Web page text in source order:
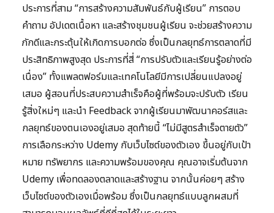
ประการที่สาม “การสร้างความสัมพันธ์กับผู้เรียน” การตอบ
คำถาม อัปเดตเนื้อหา และสร้างชุมชนผู้เรียน จะช่วยสร้างความ
ภักดีและกระตุ้นให้เกิดการบอกต่อ ซึ่งเป็นกลยุทธ์การตลาดที่มี
ประสิทธิภาพสูงสุด ประการที่สี่ “การปรับตัวและเรียนรู้อย่างต่อ
เนื่อง” ทั้งแพลตฟอร์มและเทคโนโลยีมีการเปลี่ยนแปลงอยู่
เสมอ ผู้สอนที่ประสบความสำเร็จคือผู้ที่พร้อมจะปรับตัว เรียน
รู้สิ่งใหม่ๆ และนำ Feedback จากผู้เรียนมาพัฒนาคอร์สและ
กลยุทธ์ของตนเองอยู่เสมอ สุดท้ายนี้ “ไม่มีสูตรสำเร็จตายตัว”
การเลือกระหว่าง Udemy กับเว็บไซต์ของตัวเอง ขึ้นอยู่กับเป้า
หมาย ทรัพยากร และความพร้อมของคุณ คุณอาจเริ่มต้นจาก
Udemy เพื่อทดลองตลาดและสร้างฐาน จากนั้นค่อยๆ สร้าง
เว็บไซต์ของตัวเองเมื่อพร้อม ซึ่งเป็นกลยุทธ์แบบลูกผสมที่